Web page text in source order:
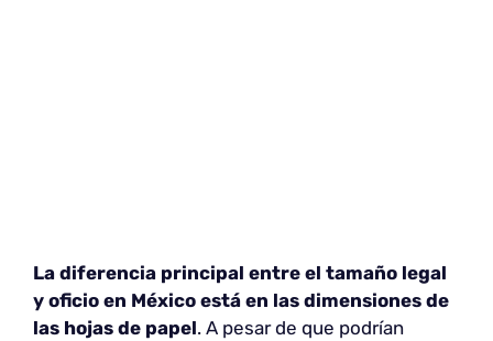
La diferencia principal entre el tamaño legal
y oficio en México está en las dimensiones de
las hojas de papel. A pesar de que podrían